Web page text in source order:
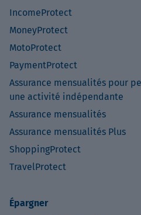
IncomeProtect
MoneyProtect
MotoProtect
PaymentProtect
Assurance mensualités pour
une activité indépendante
Assurance mensualités
Assurance mensualités Plus
ShoppingProtect
TravelProtect
Épargner